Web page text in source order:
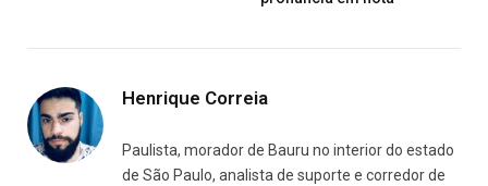
Henrique Correia
Paulista, morador de Bauru no interior do estado
de São Paulo, analista de suporte e corredor de